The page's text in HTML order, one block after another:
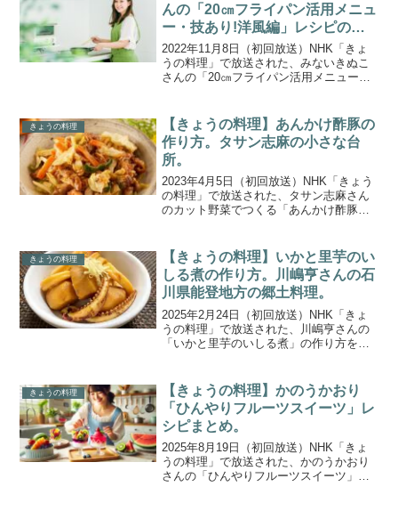
んの「20㎝フライパン活用メニュ
ー・技あり!洋風編」レシピのま
とめ。
2022年11月8日（初回放送）NHK「きょ
うの料理」で放送された、みないきぬこ
さんの「20㎝フライパン活用メニュー・
の小さなフライパンは、使い勝手抜群の
スグレもの...
きょうの料理
【きょうの料理】あんかけ酢豚の
作り方。タサン志麻の小さな台
所。
2023年4月5日（初回放送）NHK「きょう
の料理」で放送された、タサン志麻さん
のカット野菜でつくる「あんかけ酢豚」
を教わるシリーズ「タサン志麻の小さな
台所」。2年目は...
きょうの料理
【きょうの料理】いかと里芋のい
しる煮の作り方。川嶋亨さんの石
川県能登地方の郷土料理。
2025年2月24日（初回放送）NHK「きょ
うの料理」で放送された、川嶋亨さんの
「いかと里芋のいしる煮」の作り方をご
能登復興に尽力する料理人・川嶋亨さん
が、地元の食材...
きょうの料理
【きょうの料理】かのうかおり
「ひんやりフルーツスイーツ」レ
シピまとめ。
2025年8月19日（初回放送）NHK「きょ
うの料理」で放送された、かのうかおり
さんの「ひんやりフルーツスイーツ」を